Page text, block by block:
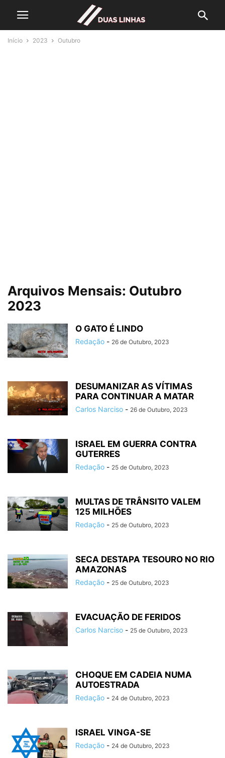
Início 2023 Outubro
Arquivos Mensais: Outubro
2023
O GATO É LINDO
Redação - 26 de Outubro, 2023
DESUMANIZAR AS VÍTIMAS
PARA CONTINUAR A MATAR
Carlos Narciso - 26 de Outubro, 2023
ISRAEL EM GUERRA CONTRA
GUTERRES
Redação - 25 de Outubro, 2023
MULTAS DE TRÂNSITO VALEM
125 MILHÕES
Redação - 25 de Outubro, 2023
SECA DESTAPA TESOURO NO RIO
AMAZONAS
Redação - 25 de Outubro, 2023
EVACUAÇÃO DE FERIDOS
Carlos Narciso - 25 de Outubro, 2023
CHOQUE EM CADEIA NUMA
AUTOESTRADA
Redação - 24 de Outubro, 2023
ISRAEL VINGA-SE
Redação - 24 de Outubro, 2023